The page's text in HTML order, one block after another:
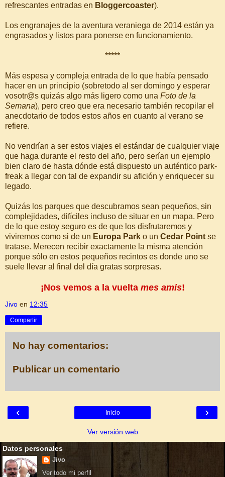
refrescantes entradas en Bloggercoaster).
Los engranajes de la aventura veraniega de 2014 están ya
engrasados y listos para ponerse en funcionamiento.
*****
Más espesa y compleja entrada de lo que había pensado
hacer en un principio (sobretodo al ser domingo y esperar
vosotr@s quizás algo más ligero como una Foto de la
Semana), pero creo que era necesario también recopilar el
anecdotario de todos estos años en cuanto al verano se
refiere.
No vendrían a ser estos viajes el estándar de cualquier viaje
que haga durante el resto del año, pero serían un ejemplo
bien claro de hasta dónde está dispuesto un auténtico park-
freak a llegar con tal de expandir su afición y enriquecer su
legado.
Quizás los parques que descubramos sean pequeños, sin
complejidades, difíciles incluso de situar en un mapa. Pero
de lo que estoy seguro es de que los disfrutaremos y
viviremos como si de un Europa Park o un Cedar Point se
tratase. Merecen recibir exactamente la misma atención
porque sólo en estos pequeños recintos es donde uno se
suele llevar al final del día gratas sorpresas.
¡Nos vemos a la vuelta mes amis!
Jivo en 12:35
Compartir
No hay comentarios:
Publicar un comentario
‹ ›
Inicio
Ver versión web
Datos personales
Jivo
Ver todo mi perfil